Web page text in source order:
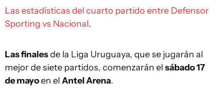
Las estadísticas del cuarto partido entre Defensor
Sporting vs Nacional.
Las finalesde la Liga Uruguaya, que se jugarán al
mejor de siete partidos, comenzarán el sábado 17
de mayoen el Antel Arena.